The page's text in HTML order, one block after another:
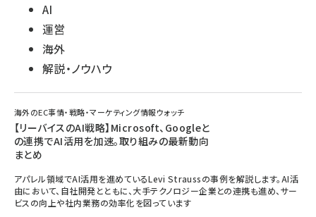
AI
運営
海外
解説・ノウハウ
海外のEC事情・戦略・マーケティング情報ウォッチ
【リーバイスのAI戦略】Microsoft、Googleと
の連携でAI活用を加速。取り組みの最新動向
まとめ
アパレル領域でAI活用を進めているLevi Straussの事例を解説します。AI活
由において、自社開発とともに、大手テクノロジー企業との連携も進め、サー
ビスの向上や社内業務の効率化を図っています